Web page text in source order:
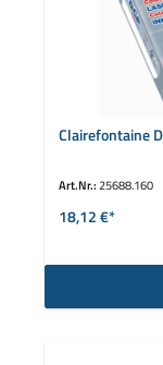
Art.Nr.:25688.160
18,12 €*